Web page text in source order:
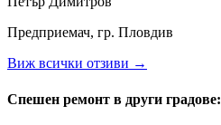
Предприемач, гр. Пловдив
Виж всички отзиви →
Спешен ремонт в други градове: